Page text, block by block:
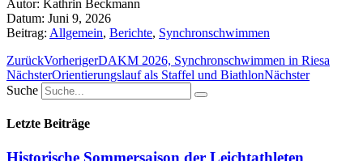
Autor: Kathrin Beckmann
Datum: Juni 9, 2026
Beitrag: Allgemein, Berichte, Synchronschwimmen
ZurückVorherigerDAKM 2026, Synchronschwimmen in Riesa
NächsterOrientierungslauf als Staffel und BiathlonNächster
Suche
Letzte Beiträge
Historische Sommersaison der Leichtathleten